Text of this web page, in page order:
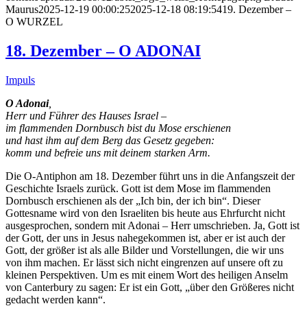
Maurus2025-12-19 00:00:252025-12-18 08:19:5419. Dezember –
O WURZEL
18. Dezember – O ADONAI
Impuls
O Adonai,
Herr und Führer des Hauses Israel –
im flammenden Dornbusch bist du Mose erschienen
und hast ihm auf dem Berg das Gesetz gegeben:
komm und befreie uns mit deinem starken Arm.
Die O-Antiphon am 18. Dezember führt uns in die Anfangszeit der
Geschichte Israels zurück. Gott ist dem Mose im flammenden
Dornbusch erschienen als der „Ich bin, der ich bin“. Dieser
Gottesname wird von den Israeliten bis heute aus Ehrfurcht nicht
ausgesprochen, sondern mit Adonai – Herr umschrieben. Ja, Gott ist
der Gott, der uns in Jesus nahegekommen ist, aber er ist auch der
Gott, der größer ist als alle Bilder und Vorstellungen, die wir uns
von ihm machen. Er lässt sich nicht eingrenzen auf unsere oft zu
kleinen Perspektiven. Um es mit einem Wort des heiligen Anselm
von Canterbury zu sagen: Er ist ein Gott, „über den Größeres nicht
gedacht werden kann“.